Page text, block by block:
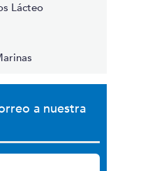
Lácteo
a nuestra